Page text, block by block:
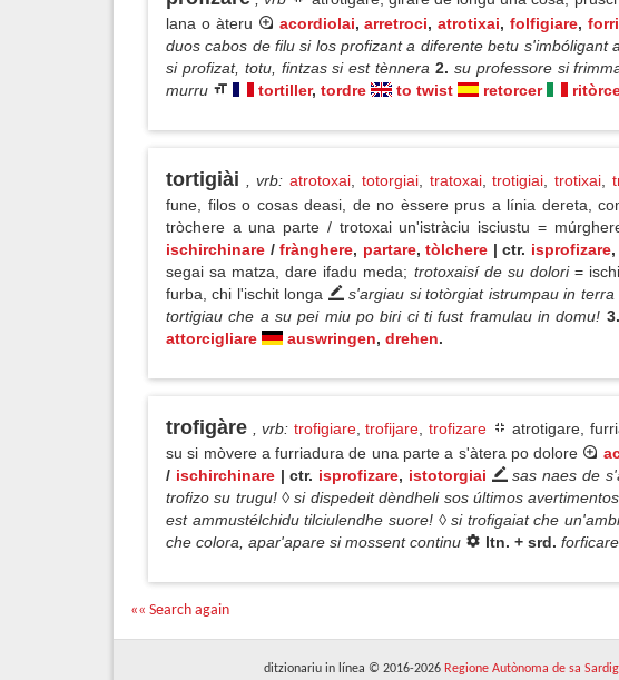
lana o àteru
acordiolai,arretroci,atrotixai,folfigiare,
duos cabos de filu si los profizant a diferente betu
si profizat, totu, fintzas si est tènnera 2. su professore si
murru
tortiller, tordre to twist retorcer
tortigiài , vrb: atrotoxai totorgiai, tratoxai,trotigiai trotixai,
fune, filos o cosas deasi, de no èssere prus a línia dereta,
tròchere a una parte / trotoxai un'istràciu isciustu =
ischirchinare / frànghere, partare,tòlchere | ctr. isprofizare,
segai sa matza, dare ifadu meda; trotoxaisí de su dolori =
furba, chi l'ischit longa
s'argiau si totòrgiat istrumpau in
tortigiau che a su pei miu po biri ci ti fust framulau in domu!
attorcigliare
auswringen, drehen.
trofigàre , vrb: trofigiare,trofijare ,trofizare
atrotigare,
su si mòvere a furriadura de una parte a s'àtera po dolore
/ ischirchinare | ctr. isprofizare, istotorgiai
sas naes de
trofizo su trugu! ◊ si dispedeit dèndheli sos últimos
est ammustélchidu tilciulendhe suore! ◊ si trofigaiat che
che colora, apar'apare si mossent continu
ltn. + srd.
«« Search again
ditzionariu in línea © 2016-2026 Regione Autònoma de sa